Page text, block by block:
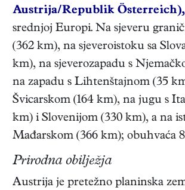
Austrija/Republik Österreich),
srednjoj Europi. Na sjeveru
(362 km), na sjeveroistoku sa
km), na sjeverozapadu s
na zapadu s Lihtenštajnom (35
Švicarskom (164 km), na jugu s
km) i Slovenijom (330 km), a na
Mađarskom (366 km); obuhvaća
Prirodna obilježja
Austrija je pretežno planinska